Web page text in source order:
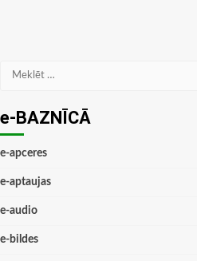
Meklēt:
e-BAZNĪCĀ
e-apceres
e-aptaujas
e-audio
e-bildes